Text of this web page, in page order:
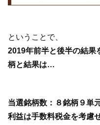
ということで、
2019年前半と後半の結果
柄と結果は…
当選銘柄数：８銘柄９単
利益は手数料税金を考慮